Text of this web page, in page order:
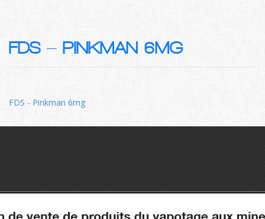
FDS – PINKMAN 6MG
FDS - Pinkman 6mg